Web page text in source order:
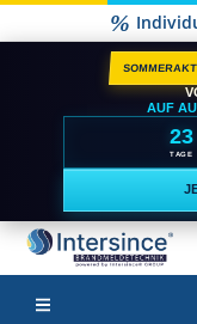
AUF
23
TAGE